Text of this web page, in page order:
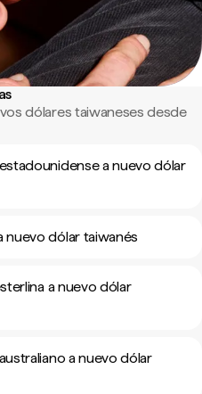
dólares taiwaneses desde
a nuevo dólar
nuevo dólar taiwanés
a nuevo dólar
a nuevo dólar